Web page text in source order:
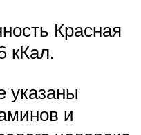
Красная
кКал.
указаны
и